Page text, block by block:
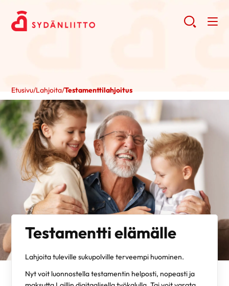
Etusivu/Lahjoita/Testamenttilahjoitus
Testamentti elämälle
Lahjoita tuleville sukupolville terveempi huominen.
Nyt voit luonnostella testamentin helposti, nopeasti ja